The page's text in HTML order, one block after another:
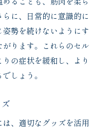
に、日常的に意識的に
勢を続けないようにす
ります。これらのセル
の症状を緩和し、より
しょう。
、適切なグッズを活用